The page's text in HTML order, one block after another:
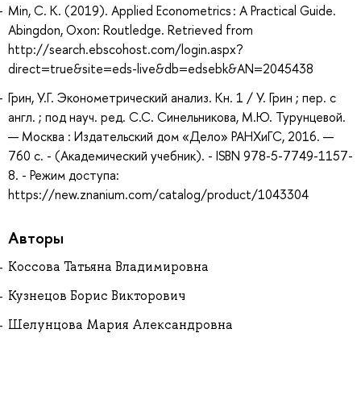
Min, C. K. (2019). Applied Econometrics : A Practical Guide.
Abingdon, Oxon: Routledge. Retrieved from
http://search.ebscohost.com/login.aspx?
direct=true&site=eds-live&db=edsebk&AN=2045438
Грин, У.Г. Эконометрический анализ. Кн. 1 / У. Грин ; пер. с
англ. ; под науч. ред. С.С. Синельникова, М.Ю. Турунцевой.
— Москва : Издательский дом «Дело» РАНХиГС, 2016. —
760 с. - (Академический учебник). - ISBN 978-5-7749-1157-
8. - Режим доступа:
https://new.znanium.com/catalog/product/1043304
Авторы
Коссова Татьяна Владимировна
Кузнецов Борис Викторович
Шелунцова Мария Александровна